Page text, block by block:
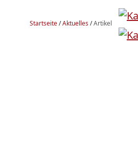
Startseite/Aktuelles/Artikel